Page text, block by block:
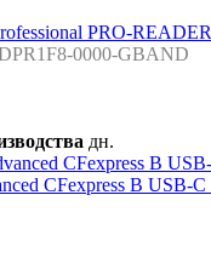
PRO-
0000-GBAND
дн.
CFexpress B USB-C